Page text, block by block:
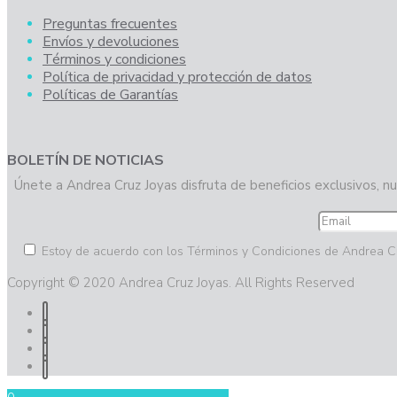
Preguntas frecuentes
Envíos y devoluciones
Términos y condiciones
Política de privacidad y protección de datos
Políticas de Garantías
BOLETÍN DE NOTICIAS
Únete a Andrea Cruz Joyas disfruta de beneficios exclusivos,
Estoy de acuerdo con los Términos y Condiciones de Andrea
Copyright © 2020 Andrea Cruz Joyas. All Rights Reserved